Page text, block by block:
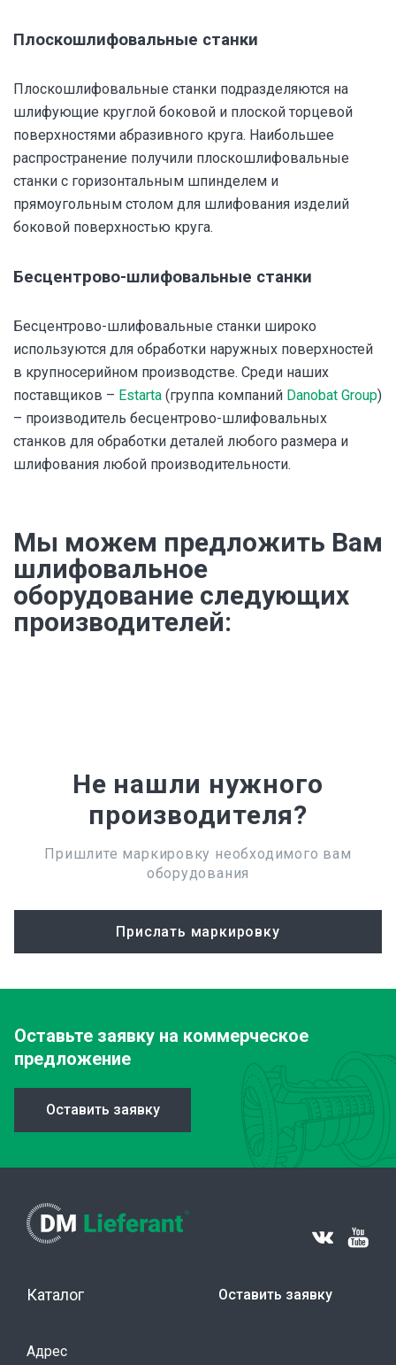
Плоскошлифовальные станки
Плоскошлифовальные станки подразделяются на
шлифующие круглой боковой и плоской торцевой
поверхностями абразивного круга. Наибольшее
распространение получили плоскошлифовальные
станки с горизонтальным шпинделем и
прямоугольным столом для шлифования изделий
боковой поверхностью круга.
Бесцентрово-шлифовальные станки
Бесцентрово-шлифовальные станки широко
используются для обработки наружных поверхностей
в крупносерийном производстве. Среди наших
поставщиков – Estarta (группа компаний Danobat Group)
– производитель бесцентрово-шлифовальных
станков для обработки деталей любого размера и
шлифования любой производительности.
Мы можем предложить Вам
шлифовальное
оборудование следующих
производителей:
Не нашли нужного
производителя?
Пришлите маркировку необходимого вам
оборудования
Прислать маркировку
Оставьте заявку на коммерческое
предложение
Оставить заявку
Каталог Оставить заявку
Адрес